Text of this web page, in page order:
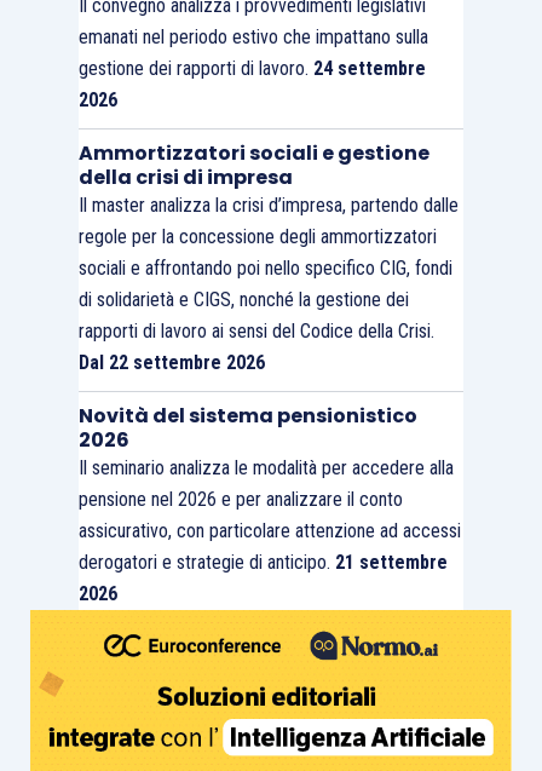
Il convegno analizza i provvedimenti legislativi
emanati nel periodo estivo che impattano sulla
gestione dei rapporti di lavoro. 24 settembre
2026
Ammortizzatori sociali e gestione
della crisi di impresa
Il master analizza la crisi d’impresa, partendo dalle
regole per la concessione degli ammortizzatori
sociali e affrontando poi nello specifico CIG, fondi
di solidarietà e CIGS, nonché la gestione dei
rapporti di lavoro ai sensi del Codice della Crisi.
Dal 22 settembre 2026
Novità del sistema pensionistico
2026
Il seminario analizza le modalità per accedere alla
pensione nel 2026 e per analizzare il conto
assicurativo, con particolare attenzione ad accessi
derogatori e strategie di anticipo. 21 settembre
2026